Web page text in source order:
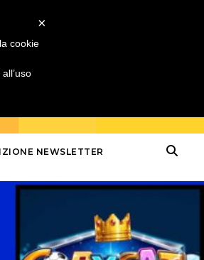
NEWSLETTER
×
cookie